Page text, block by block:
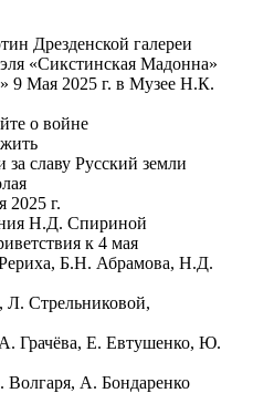
Дрезденской галереи
«Сикстинская Мадонна»
9 Мая 2025 г. в Музее Н.К.
о войне
славу Русский земли
2025 г.
Н.Д. Спириной
к 4 мая
Б.Н. Абрамова, Н.Д.
Л. Стрельниковой,
Грачёва, Е. Евтушенко, Ю.
А. Бондаренко